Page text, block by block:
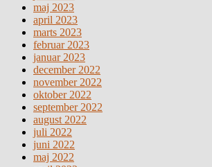
maj 2023
april 2023
marts 2023
februar 2023
januar 2023
december 2022
november 2022
oktober 2022
september 2022
august 2022
juli 2022
juni 2022
maj 2022